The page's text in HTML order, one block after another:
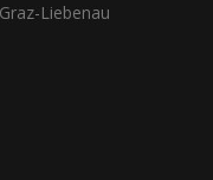
Liebenau